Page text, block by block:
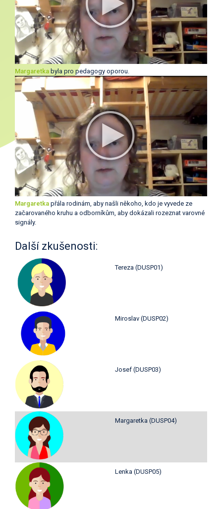
Margaretka byla pro pedagogy oporou.
Margaretka přála rodinám, aby našli někoho, kdo je vyvede ze
začarovaného kruhu a odborníkům, aby dokázali rozeznat varovné
signály.
Další zkušenosti:
Tereza (DUSP01)
Miroslav (DUSP02)
Josef (DUSP03)
Margaretka (DUSP04)
Lenka (DUSP05)